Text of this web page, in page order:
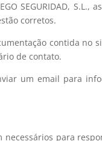
SEGURIDAD, S.L.,
corretos.
contida no
de contato.
um email para
para